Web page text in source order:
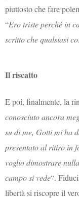
piuttosto che fare
“Ero triste perché in
scritto che qualsiasi
Il riscatto
E poi, finalmente, la
conosciuto ancora
su di me, Gotti mi ha
presentato al ritiro in
voglio dimostrare
campo si vede“.
libertà si riscopre il